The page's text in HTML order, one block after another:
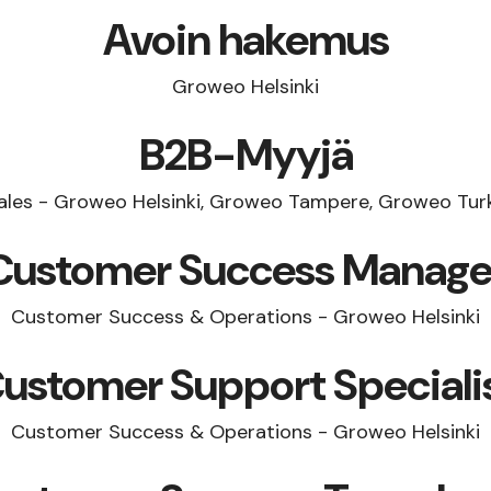
Avoin hakemus
Groweo Helsinki
B2B-Myyjä
- Groweo Helsinki, Groweo Tampere, Groweo
Success
Customer Success & Operations - Groweo Helsinki
Support
Customer Success & Operations - Groweo Helsinki